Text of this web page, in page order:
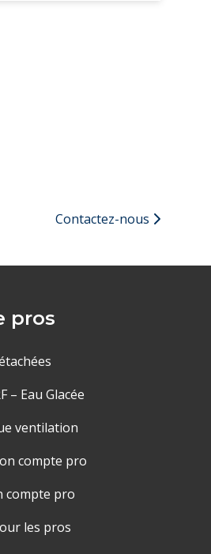
Contactez-nous
pros
– Eau Glacée
ventilation
compte pro
compte pro
les pros